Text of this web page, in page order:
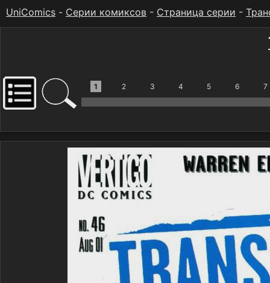
UniComics - Серии комиксов - Страница серии -
1 2 3 4 5 6 7